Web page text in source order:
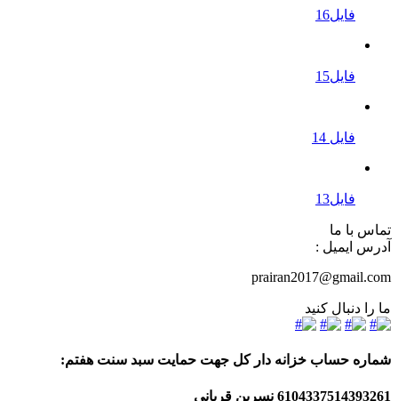
فایل16
فایل15
فایل 14
فایل13
تماس با ما
آدرس ایمیل :
prairan2017@gmail.com
ما را دنبال کنید
شماره حساب خزانه دار کل جهت حمایت سبد سنت هفتم:
6104337514393261 نسرین قربانی